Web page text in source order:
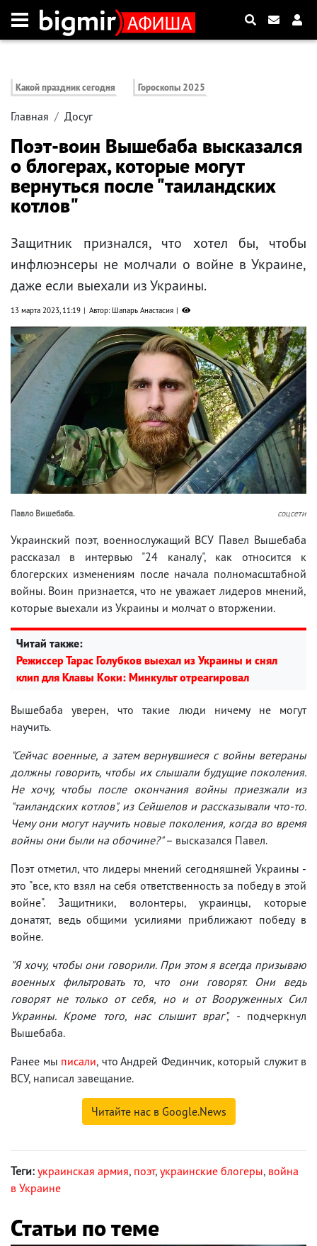
Какой праздник сегодня Гороскопы 2025
Главная Досуг
Поэт-воин Вышебаба высказался
о блогерах, которые могут
вернуться после "таиландских
котлов"
Защитник признался, что хотел бы, чтобы
инфлюэнсеры не молчали о войне в Украине,
даже если выехали из Украины.
13 марта 2023, 11:19 Автор: Шапарь Анастасия
Павло Вишебаба. соцсети
Украинский поэт, военнослужащий ВСУ Павел Вышебаба
рассказал в интервью "24 каналу", как относится к
блогерских изменениям после начала полномасштабной
войны. Воин признается, что не уважает лидеров мнений,
которые выехали из Украины и молчат о вторжении.
Читай также:
Режиссер Тарас Голубков выехал из Украины и снял
клип для Клавы Коки: Минкульт отреагировал
Вышебаба уверен, что такие люди ничему не могут
научить.
"Сейчас военные, а затем вернувшиеся с войны ветераны
должны говорить, чтобы их слышали будущие поколения.
Не хочу, чтобы после окончания войны приезжали из
"таиландских котлов", из Сейшелов и рассказывали что-то.
Чему они могут научить новые поколения, когда во время
войны они были на обочине?" – высказался Павел.
Поэт отметил, что лидеры мнений сегодняшней Украины -
это "все, кто взял на себя ответственность за победу в этой
войне". Защитники, волонтеры, украинцы, которые
донатят, ведь общими усилиями приближают победу в
войне.
"Я хочу, чтобы они говорили. При этом я всегда призываю
военных фильтровать то, что они говорят. Они ведь
говорят не только от себя, но и от Вооруженных Сил
Украины. Кроме того, нас слышит враг", -подчеркнул
Вышебаба.
Ранее мы писали, что Андрей Фединчик, который служит в
ВСУ, написал завещание.
Читайте нас в Google.News
Теги: украинская армия, поэт, украинские блогеры, война
в Украине
Статьи по теме